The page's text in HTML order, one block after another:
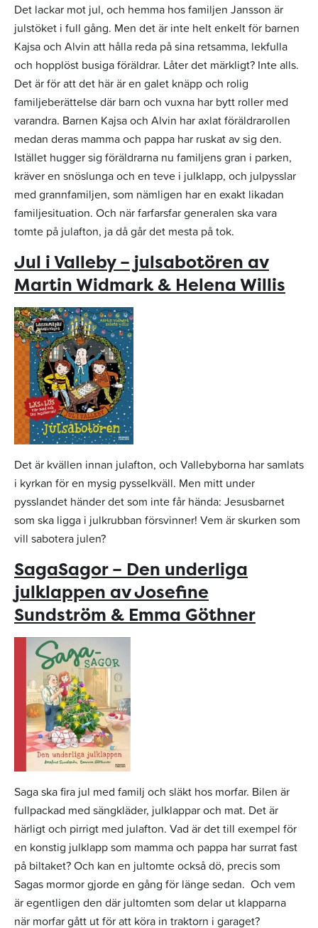
Det lackar mot jul, och hemma hos familjen Jansson är
julstöket i full gång. Men det är inte helt enkelt för barnen
Kajsa och Alvin att hålla reda på sina retsamma, lekfulla
och hopplöst busiga föräldrar. Låter det märkligt? Inte alls.
Det är för att det här är en galet knäpp och rolig
familjeberättelse där barn och vuxna har bytt roller med
varandra. Barnen Kajsa och Alvin har axlat föräldrarollen
medan deras mamma och pappa har ruskat av sig den.
Istället hugger sig föräldrarna nu familjens gran i parken,
kräver en snöslunga och en teve i julklapp, och julpysslar
med grannfamiljen, som nämligen har en exakt likadan
familjesituation. Och när farfarsfar generalen ska vara
tomte på julafton, ja då går det mesta på tok.
Jul i Valleby – julsabotören av
Martin Widmark & Helena Willis
Det är kvällen innan julafton, och Vallebyborna har samlats
i kyrkan för en mysig pysselkväll. Men mitt under
pysslandet händer det som inte får hända: Jesusbarnet
som ska ligga i julkrubban försvinner! Vem är skurken som
vill sabotera julen?
SagaSagor – Den underliga
julklappen av Josefine
Sundström & Emma Göthner
Saga ska fira jul med familj och släkt hos morfar. Bilen är
fullpackad med sängkläder, julklappar och mat. Det är
härligt och pirrigt med julafton. Vad är det till exempel för
en konstig julklapp som mamma och pappa har surrat fast
på biltaket? Och kan en jultomte också dö, precis som
Sagas mormor gjorde en gång för länge sedan. Och vem
är egentligen den där jultomten som delar ut klapparna
när morfar gått ut för att köra in traktorn i garaget?